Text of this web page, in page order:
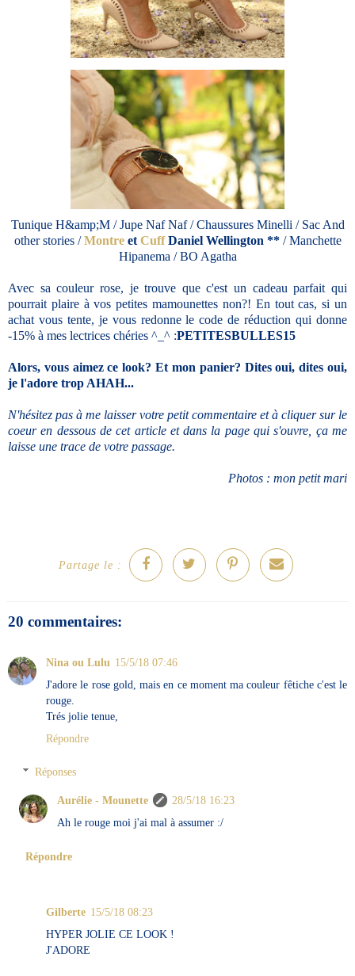
Tunique H&amp;M / Jupe Naf Naf / Chaussures Minelli / Sac And
other stories /Montreet CuffDaniel Wellington **/ Manchette
Hipanema / BO Agatha
Avec sa couleur rose, je trouve que c'est un cadeau parfait qui
pourrait plaire à vos petites mamounettes non?! En tout cas, si un
achat vous tente, je vous redonne le code de réduction qui donne
-15% à mes lectrices chéries ^_^ :PETITESBULLES15
Alors, vous aimez ce look? Et mon panier? Dites oui, dites oui,
je l'adore trop AHAH...
N'hésitez pas à me laisser votre petit commentaire et à cliquer sur le
coeur en dessous de cet article et dans la page qui s'ouvre, ça me
laisse une trace de votre passage.
Photos : mon petit mari
Partage le :
20 commentaires:
Nina ou Lulu 15/5/18 07:46
J'adore le rose gold, mais en ce moment ma couleur fêtiche c'est le
rouge.
Trés jolie tenue,
Répondre
Réponses
Aurélie - Mounette
28/5/18 16:23
Ah le rouge moi j'ai mal à assumer :/
Répondre
Gilberte 15/5/18 08:23
HYPER JOLIE CE LOOK !
J'ADORE